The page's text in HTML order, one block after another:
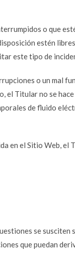
o que
estén
este tipo de
o un mal
el Titular no se
de fluido
en el Sitio Web, el
se
que puedan